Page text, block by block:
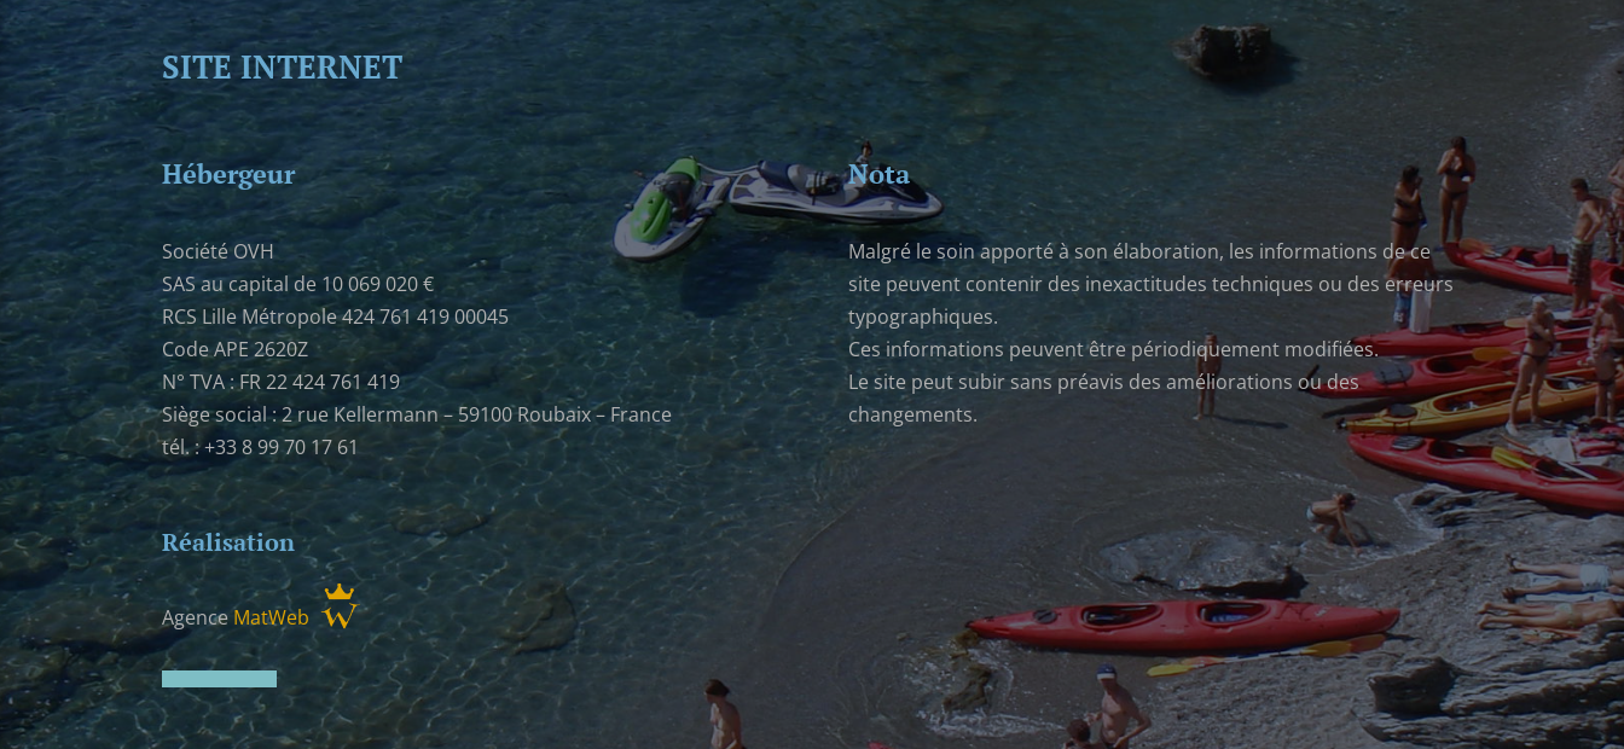
SITE INTERNET
Hébergeur
Société OVH
SAS au capital de 10 069 020 €
RCS Lille Métropole 424 761 419 00045
Code APE 2620Z
N° TVA : FR 22 424 761 419
Siège social : 2 rue Kellermann – 59100 Roubaix – France
tél. : +33 8 99 70 17 61
Nota
Malgré le soin apporté à son élaboration, les informations de ce
site peuvent contenir des inexactitudes techniques ou des erreurs
typographiques.
Ces informations peuvent être périodiquement modifiées.
Le site peut subir sans préavis des améliorations ou des
changements.
Réalisation
AgenceMatWeb